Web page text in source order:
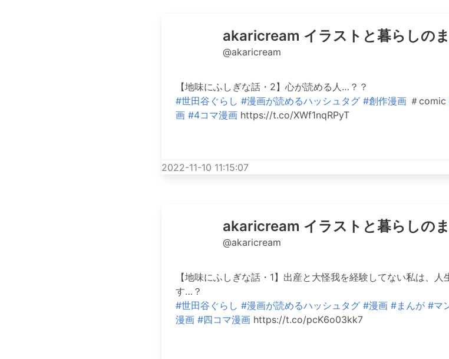
akaricream イラストと暮らしの
@akaricream
【地味にふしぎな話・2】心が読める人…？？
#世田谷ぐらし #漫画が読めるハッシュタグ #創作漫画＃comic
画 #4コマ漫画https://t.co/XWf1nqRPyT
2022-11-10 11:15:07
akaricream イラストと暮らしの
@akaricream
【地味にふしぎな話・1】出産と大怪我を経験してない私は、
す…？
#世田谷ぐらし #漫画が読めるハッシュタグ #漫画 #まんが #マ
漫画 #四コマ漫画https://t.co/pcK6o03kk7